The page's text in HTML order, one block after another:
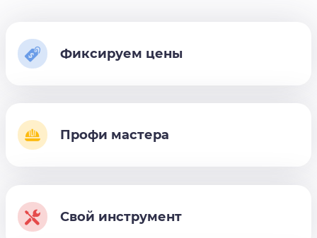
Фиксируем цены
Профи мастера
Свой инструмент